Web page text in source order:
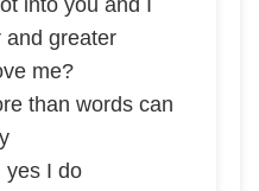
into you and I
and greater
me?
than words can
yes I do